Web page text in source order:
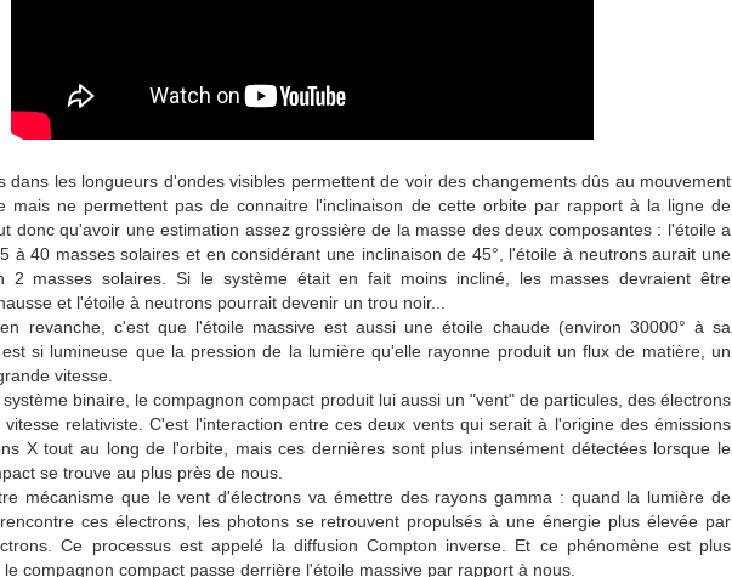
dans les longueurs d'ondes visibles permettent de voir des changements dûs au mouvement
mais ne permettent pas de connaitre l'inclinaison de cette orbite par rapport à la ligne de
donc qu'avoir une estimation assez grossière de la masse des deux composantes : l'étoile a
à 40 masses solaires et en considérant une inclinaison de 45°, l'étoile à neutrons aurait une
2 masses solaires. Si le système était en fait moins incliné, les masses devraient être
et l'étoile à neutrons pourrait devenir un trou noir...
revanche, c'est que l'étoile massive est aussi une étoile chaude (environ 30000° à sa
si lumineuse que la pression de la lumière qu'elle rayonne produit un flux de matière, un
vitesse.
binaire, le compagnon compact produit lui aussi un "vent" de particules, des électrons
relativiste. C'est l'interaction entre ces deux vents qui serait à l'origine des émissions
X tout au long de l'orbite, mais ces dernières sont plus intensément détectées lorsque le
se trouve au plus près de nous.
mécanisme que le vent d'électrons va émettre des rayons gamma : quand la lumière de
ces électrons, les photons se retrouvent propulsés à une énergie plus élevée par
Ce processus est appelé la diffusion Compton inverse. Et ce phénomène est plus
compagnon compact passe derrière l'étoile massive par rapport à nous.